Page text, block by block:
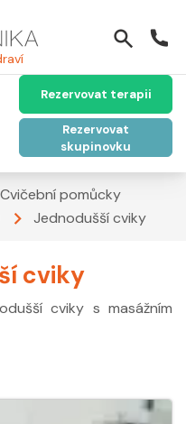
Rezervovat terapii
Rezervovat
skupinovku
Cvičební pomůcky
Jednodušší cviky
cviky
cviky s masážním